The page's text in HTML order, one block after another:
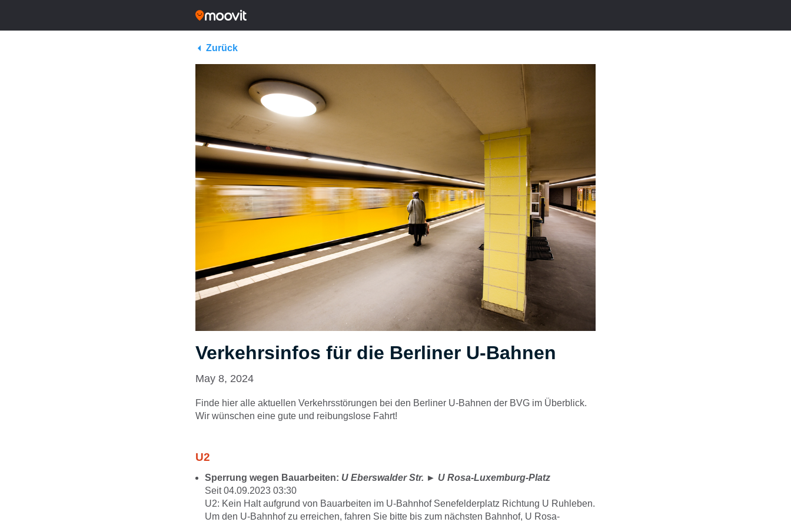
Zurück
Verkehrsinfos für die Berliner U-Bahnen
May 8, 2024
Finde hier alle aktuellen Verkehrsstörungen bei den Berliner U-Bahnen der BVG im Überblick.
Wir wünschen eine gute und reibungslose Fahrt!
U2
Sperrung wegen Bauarbeiten: U Eberswalder Str. ► U Rosa-Luxemburg-Platz
Seit 04.09.2023 03:30
U2: Kein Halt aufgrund von Bauarbeiten im U-Bahnhof Senefelderplatz Richtung U Ruhleben.
Um den U-Bahnhof zu erreichen, fahren Sie bitte bis zum nächsten Bahnhof, U Rosa-